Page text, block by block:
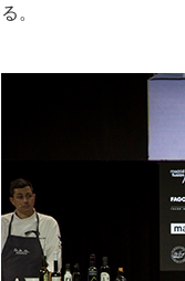
る。